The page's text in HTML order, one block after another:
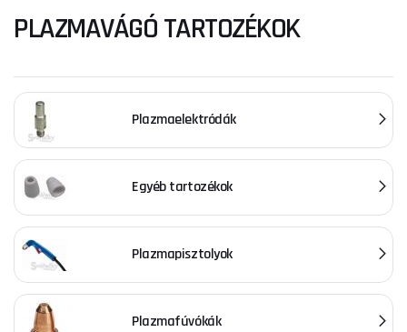
PLAZMAVÁGÓ TARTOZÉKOK
Plazmaelektródák
Egyéb tartozékok
Plazmapisztolyok
Plazmafúvókák